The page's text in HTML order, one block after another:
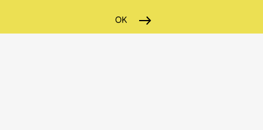
executivo da ASAM e vários membros da Direção
americana e assinatura de protocolo ASAM - APMA, e
OK